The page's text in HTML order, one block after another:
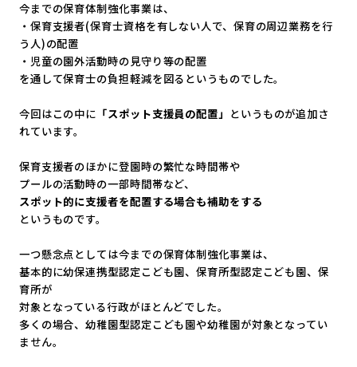
今までの保育体制強化事業は、
・保育支援者(保育士資格を有しない人で、 保育の周辺業務を行
う人)の配置
・児童の園外活動時の見守り等の配置
を通して保育士の負担軽減を図るというものでした。
今回はこの中に 「スポット支援員の配置」 というものが追加さ
れています。
保育支援者のほかに登園時の繁忙な時間帯や
プールの活動時の一部時間帯など、
スポット的に支援者を配置する場合も補助をする
というものです。
一つ懸念点としては今までの保育体制強化事業は、
基本的に幼保連携型認定こども園、保育所型認定こども園、保
育所が
対象となっている行政がほとんどでした。
多くの場合、幼稚園型認定こども園や幼稚園が対象となってい
ません。